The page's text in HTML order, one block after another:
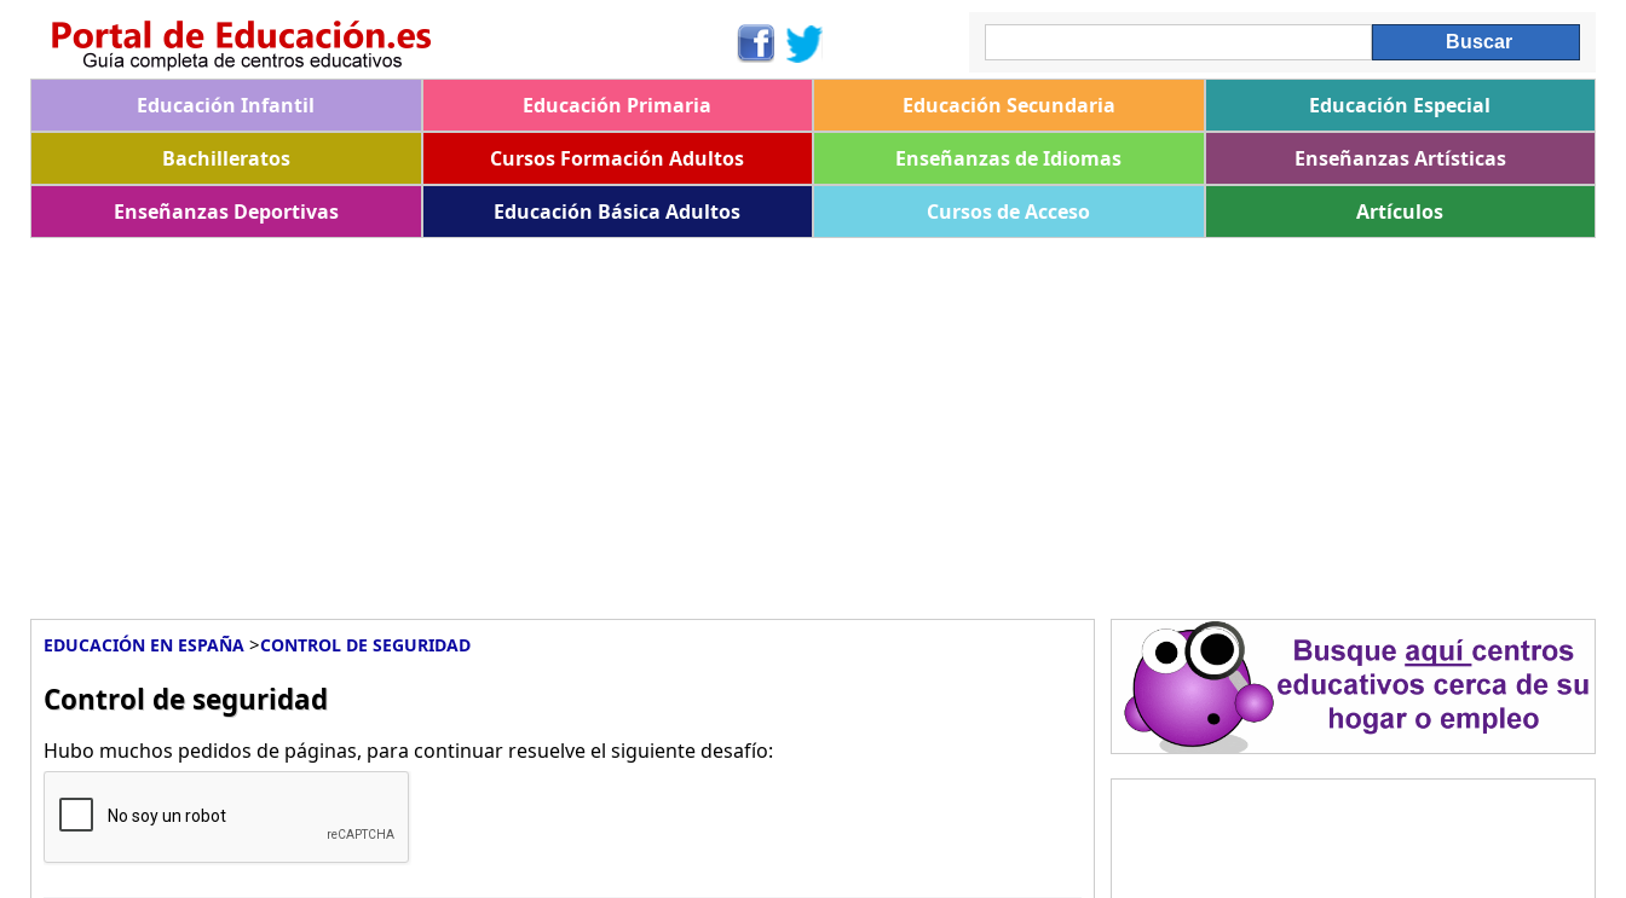
Educación Infantil Educación Primaria Educación Secundaria
Educación Especial
Bachilleratos
Cursos Formación Adultos Enseñanzas de Idiomas
Enseñanzas Artísticas
Enseñanzas Deportivas
Educación Básica Adultos Cursos de Acceso Artículos
EDUCACIÓN EN ESPAÑA >CONTROL DE SEGURIDAD
Control de seguridad
Hubo muchos pedidos de páginas, para continuar resuelve el siguiente desafío: